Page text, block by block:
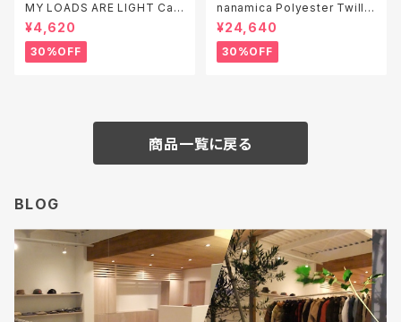
MY LOADS ARE LIGHT Can
vas Tote Bag "ARIGATO"
¥4,620
30%OFF
nanamica Polyester Twill
Club Pants ( S26SC051 )
¥24,640
30%OFF
商品一覧に戻る
BLOG